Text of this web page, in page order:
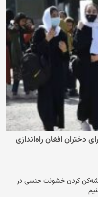
دختران افغان راه‌اندازی
کردن خشونت جنسی در